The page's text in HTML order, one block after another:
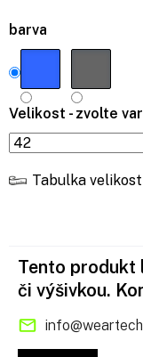
barva
Velikost - zvolte
Tabulka
Tento produkt
či výšivkou.
info@